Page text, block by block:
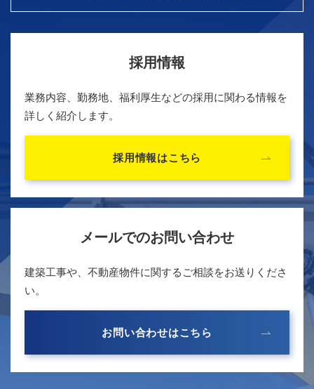
採用情報
業務内容、勤務地、福利厚生などの採用に関わる情報を
詳しく紹介します。
採用情報はこちら
メールでのお問い合わせ
建築工事や、不動産物件に関するご相談をお送りくださ
い。
お問い合わせはこちら